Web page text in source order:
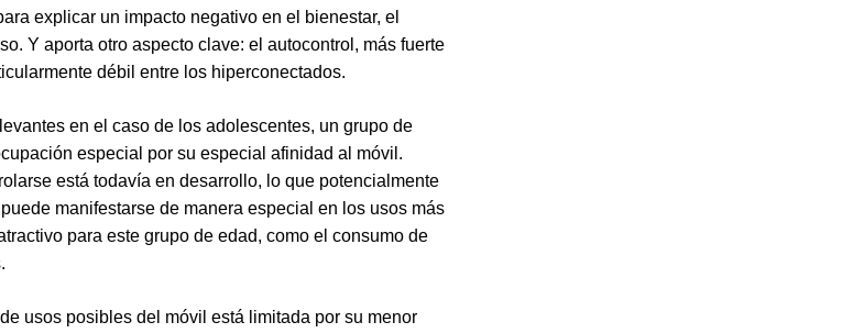
explicar un impacto negativo en el bienestar, el
Y aporta otro aspecto clave: el autocontrol, más fuerte
débil entre los hiperconectados.
en el caso de los adolescentes, un grupo de
especial por su especial afinidad al móvil.
está todavía en desarrollo, lo que potencialmente
manifestarse de manera especial en los usos más
para este grupo de edad, como el consumo de
usos posibles del móvil está limitada por su menor